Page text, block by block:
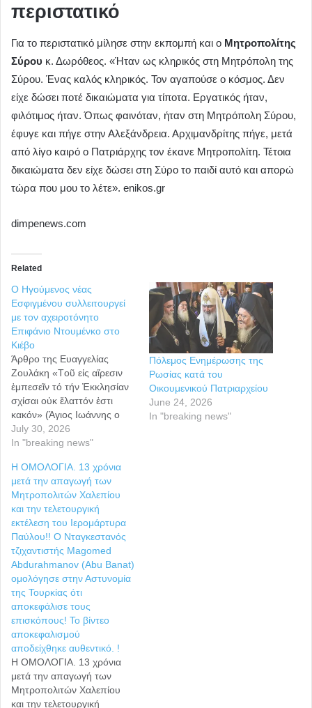
περιστατικό
Για το περιστατικό μίλησε στην εκπομπή και ο Μητροπολίτης
Σύρου κ. Δωρόθεος. «Ήταν ως κληρικός στη Μητρόπολη της
Σύρου. Ένας καλός κληρικός. Τον αγαπούσε ο κόσμος. Δεν
είχε δώσει ποτέ δικαιώματα για τίποτα. Εργατικός ήταν,
φιλότιμος ήταν. Όπως φαινόταν, ήταν στη Μητρόπολη Σύρου,
έφυγε και πήγε στην Αλεξάνδρεια. Αρχιμανδρίτης πήγε, μετά
από λίγο καιρό ο Πατριάρχης τον έκανε Μητροπολίτη. Τέτοια
δικαιώματα δεν είχε δώσει στη Σύρο το παιδί αυτό και απορώ
τώρα που μου το λέτε». enikos.gr
dimpenews.com
Related
Ο Ηγούμενος νέας
Εσφιγμένου συλλειτουργεί
με τον αχειροτόνητο
Επιφάνιο Ντουμένκο στο
Κιέβο
Άρθρο της Ευαγγελίας
Ζουλάκη «Tοῦ εἰς αἵρεσιν
ἐμπεσεῖν τό τήν Ἐκκλησίαν
σχίσαι οὐκ ἔλαττόν ἐστι
κακόν» (Άγιος Ιωάννης ο
Χρυσόστομος) Ο
Ηγούμενος της νέας
Βαρθολομαίος, μετέβη μαζί
με μοναχούς της Μονής
στην Ουκρανία. Την
Παρασκευή, 10 Ιουλίου,
εορτή του κτήτορος της
Μεγάλης Λαύρας των
Σπηλαίων του Κιέβου, Αγίου
Αντωνίου…
July 30, 2026
In "breaking news"
Πόλεμος Ενημέρωσης της
Ρωσίας κατά του
Οικουμενικού Πατριαρχείου
June 24, 2026
In "breaking news"
Η ΟΜΟΛΟΓΙΑ. 13 χρόνια
μετά την απαγωγή των
Μητροπολιτών Χαλεπίου
και την τελετουργική
εκτέλεση του Ιερομάρτυρα
Παύλου!! Ο Νταγκεστανός
τζιχαντιστής Magomed
Abdurahmanov (Abu Banat)
ομολόγησε στην Αστυνομία
της Τουρκίας ότι
αποκεφάλισε τους
επισκόπους! Το βίντεο
αποκεφαλισμού
αποδείχθηκε αυθεντικό. !
Η ΟΜΟΛΟΓΙΑ. 13 χρόνια
μετά την απαγωγή των
Μητροπολιτών Χαλεπίου
και την τελετουργική